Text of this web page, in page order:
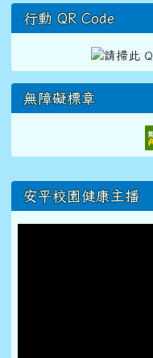
行動 QR Code
無障礙標章
右邊區域內容
安平校園健康主播